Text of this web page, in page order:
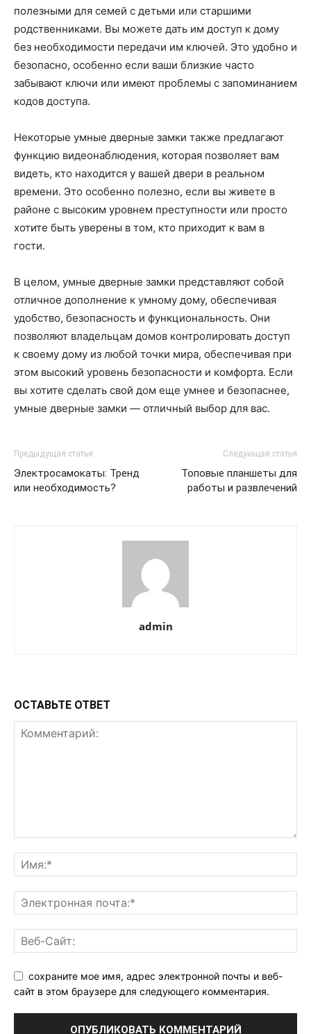
полезными для семей с детьми или старшими
родственниками. Вы можете дать им доступ к дому
без необходимости передачи им ключей. Это удобно и
безопасно, особенно если ваши близкие часто
забывают ключи или имеют проблемы с запоминанием
кодов доступа.
Некоторые умные дверные замки также предлагают
функцию видеонаблюдения, которая позволяет вам
видеть, кто находится у вашей двери в реальном
времени. Это особенно полезно, если вы живете в
районе с высоким уровнем преступности или просто
хотите быть уверены в том, кто приходит к вам в
гости.
В целом, умные дверные замки представляют собой
отличное дополнение к умному дому, обеспечивая
удобство, безопасность и функциональность. Они
позволяют владельцам домов контролировать доступ
к своему дому из любой точки мира, обеспечивая при
этом высокий уровень безопасности и комфорта. Если
вы хотите сделать свой дом еще умнее и безопаснее,
умные дверные замки — отличный выбор для вас.
Предыдущая статья
Электросамокаты: Тренд
или необходимость?
Следующая статья
Топовые планшеты для
работы и развлечений
admin
ОСТАВЬТЕ ОТВЕТ
сохраните мое имя, адрес электронной почты и веб-
сайт в этом браузере для следующего комментария.